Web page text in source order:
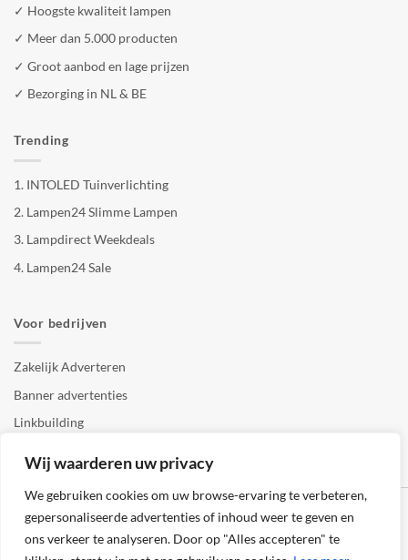
Wij waarderen uw privacy
We gebruiken cookies om uw browse-ervaring te verbeteren,
gepersonaliseerde advertenties of inhoud weer te geven en
ons verkeer te analyseren. Door op "Alles accepteren" te
✓ Hoogste kwaliteit lampen
✓ Meer dan 5.000 producten
✓ Groot aanbod en lage prijzen
✓ Bezorging in NL & BE
Trending
1. INTOLED Tuinverlichting
2. Lampen24 Slimme Lampen
3. Lampdirect Weekdeals
4. Lampen24 Sale
Voor bedrijven
Zakelijk Adverteren
Banner advertenties
Linkbuilding